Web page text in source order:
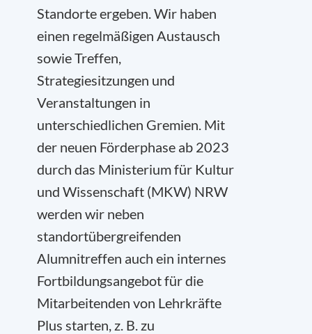
Standorte ergeben. Wir haben
einen regelmäßigen Austausch
sowie Treffen,
Strategiesitzungen und
Veranstaltungen in
unterschiedlichen Gremien. Mit
der neuen Förderphase ab 2023
durch das Ministerium für Kultur
und Wissenschaft (MKW) NRW
werden wir neben
standortübergreifenden
Alumnitreffen auch ein internes
Fortbildungsangebot für die
Mitarbeitenden von Lehrkräfte
Plus starten, z. B. zu